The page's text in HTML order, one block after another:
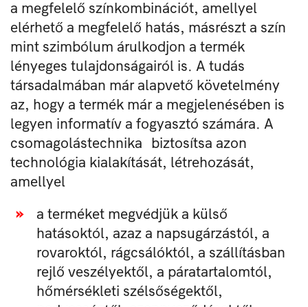
a megfelelő színkombinációt, amellyel
elérhető a megfelelő hatás, másrészt a szín
mint szimbólum árulkodjon a termék
lényeges tulajdonságairól is. A tudás
társadalmában már alapvető követelmény
az, hogy a termék már a megjelenésében is
legyen informatív a fogyasztó számára. A
csomagolástechnika biztosítsa azon
technológia kialakítását, létrehozását,
amellyel
a terméket megvédjük a külső
hatásoktól, azaz a napsugárzástól, a
rovaroktól, rágcsálóktól, a szállításban
rejlő veszélyektől, a páratartalomtól,
hőmérsékleti szélsőségektől,